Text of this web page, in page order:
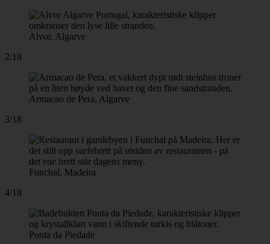
Alvor, Algarve
2/18
Armacao de Pera, Algarve
3/18
Funchal, Madeira
4/18
Ponta da Piedade